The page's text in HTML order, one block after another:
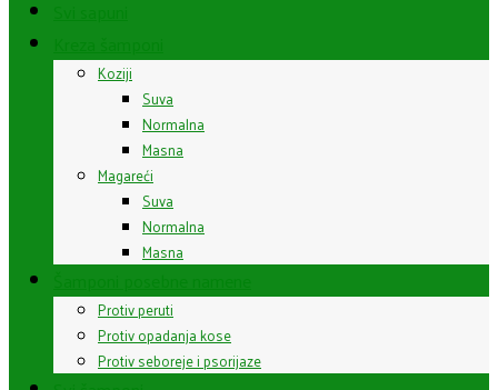
Koziji
Suva
Normalna
Masna
Magareći
Suva
Normalna
Masna
Protiv peruti
Protiv opadanja kose
Protiv seboreje i psorijaze